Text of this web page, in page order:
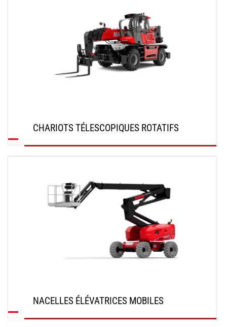
CHARIOTS TÉLESCOPIQUES ROTATIFS
NACELLES ÉLÉVATRICES MOBILES